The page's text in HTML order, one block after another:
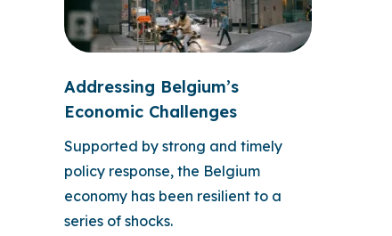
Addressing Belgium’s
Economic Challenges
Supported by strong and timely
policy response, the Belgium
economy has been resilient to a
series of shocks.